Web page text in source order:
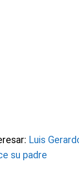
Luis
su padre